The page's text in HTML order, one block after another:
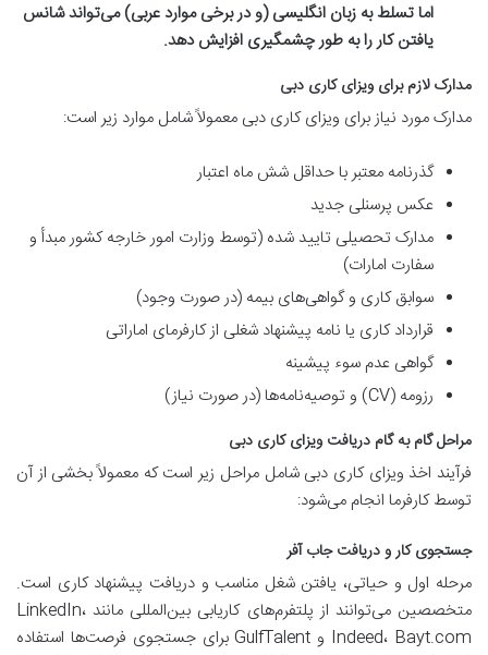
اما تسلط به زبان انگلیسی (و در برخی موارد عربی) می‌تواند شانس
یافتن کار را به طور چشمگیری افزایش دهد.
مدارک لازم برای ویزای کاری دبی
مدارک مورد نیاز برای ویزای کاری دبی معمولاً شامل موارد زیر است:
گذرنامه معتبر با حداقل شش ماه اعتبار
عکس پرسنلی جدید
مدارک تحصیلی تایید شده (توسط وزارت امور خارجه کشور مبدأ و
سفارت امارات)
سوابق کاری و گواهی‌های بیمه (در صورت وجود)
قرارداد کاری یا نامه پیشنهاد شغلی از کارفرمای اماراتی
گواهی عدم سوء پیشینه
رزومه (CV) و توصیه‌نامه‌ها (در صورت نیاز)
مراحل گام به گام دریافت ویزای کاری دبی
فرآیند اخذ ویزای کاری دبی شامل مراحل زیر است که معمولاً بخشی از آن
توسط کارفرما انجام می‌شود:
جستجوی کار و دریافت جاب آفر
مرحله اول و حیاتی، یافتن شغل مناسب و دریافت پیشنهاد کاری است.
متخصصین می‌توانند از پلتفرم‌های کاریابی بین‌المللی مانند LinkedIn،
Indeed، Bayt.com و GulfTalent برای جستجوی فرصت‌ها استفاده